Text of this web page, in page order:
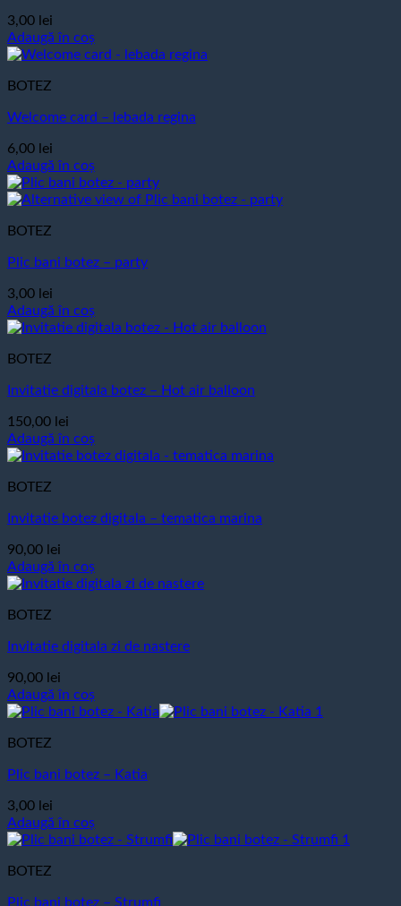
3,00 lei
Adaugă în coș
BOTEZ
Welcome card – lebada regina
6,00 lei
Adaugă în coș
BOTEZ
Plic bani botez – party
3,00 lei
Adaugă în coș
BOTEZ
Invitatie digitala botez – Hot air balloon
150,00 lei
Adaugă în coș
BOTEZ
Invitatie botez digitala – tematica marina
90,00 lei
Adaugă în coș
BOTEZ
Invitatie digitala zi de nastere
90,00 lei
Adaugă în coș
BOTEZ
Plic bani botez – Katia
3,00 lei
Adaugă în coș
BOTEZ
Plic bani botez – Strumfi